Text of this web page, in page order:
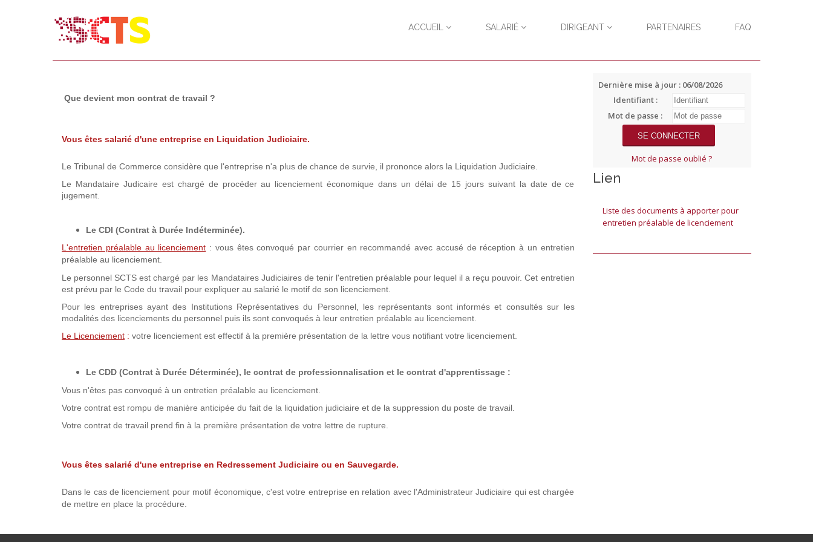
ACCUEIL SALARIÉ DIRIGEANT PARTENAIRES FAQ
Que devient mon contrat de travail ?
Vous êtes salarié d'une entreprise en Liquidation Judiciaire.
Le Tribunal de Commerce considère que l'entreprise n'a plus de chance de survie, il prononce alors la Liquidation Judiciaire.
Le Mandataire Judicaire est chargé de procéder au licenciement économique dans un délai de 15 jours suivant la date de ce
jugement.
Le CDI (Contrat à Durée Indéterminée).
L'entretien préalable au licenciement : vous êtes convoqué par courrier en recommandé avec accusé de réception à un entretien
préalable au licenciement.
Le personnel SCTS est chargé par les Mandataires Judiciaires de tenir l'entretien préalable pour lequel il a reçu pouvoir. Cet entretien
est prévu par le Code du travail pour expliquer au salarié le motif de son licenciement.
Pour les entreprises ayant des Institutions Représentatives du Personnel, les représentants sont informés et consultés sur les
modalités des licenciements du personnel puis ils sont convoqués à leur entretien préalable au licenciement.
Le Licenciement : votre licenciement est effectif à la première présentation de la lettre vous notifiant votre licenciement.
Le CDD (Contrat à Durée Déterminée), le contrat de professionnalisation et le contrat d'apprentissage :
Vous n'êtes pas convoqué à un entretien préalable au licenciement.
Votre contrat est rompu de manière anticipée du fait de la liquidation judiciaire et de la suppression du poste de travail.
Votre contrat de travail prend fin à la première présentation de votre lettre de rupture.
Vous êtes salarié d'une entreprise en Redressement Judiciaire ou en Sauvegarde.
Dans le cas de licenciement pour motif économique, c'est votre entreprise en relation avec l'Administrateur Judiciaire qui est chargée
de mettre en place la procédure.
Dernière mise à jour : 06/08/2026
Identifiant :
Mot de passe :
Mot de passe oublié ?
Lien
Liste des documents à apporter pour
entretien préalable de licenciement